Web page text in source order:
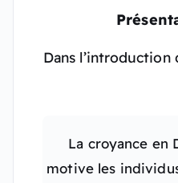
Dans
La croyance en
motive les